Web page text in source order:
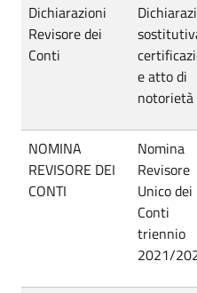
Dichiarazioni
Revisore dei
Conti
e atto di
notorietà
NOMINA
REVISORE DEI
CONTI
Nomina
Revisore
Unico dei
Conti
triennio
2021/